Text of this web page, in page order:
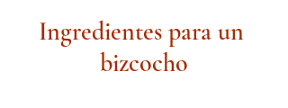
Ingredientes para un
bizcocho